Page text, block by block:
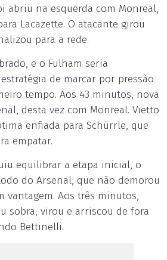
abriu na esquerda com Monreal,
Lacazette. O atacante girou
para a rede.
e o Fulham seria
de marcar por pressão
tempo. Aos 43 minutos, nova
desta vez com Monreal. Vietto
enfiada para Schürrle, que
empatar.
equilibrar a etapa inicial, o
do Arsenal, que não demorou
vantagem. Aos três minutos,
sobra, virou e arriscou de fora
Bettinelli.